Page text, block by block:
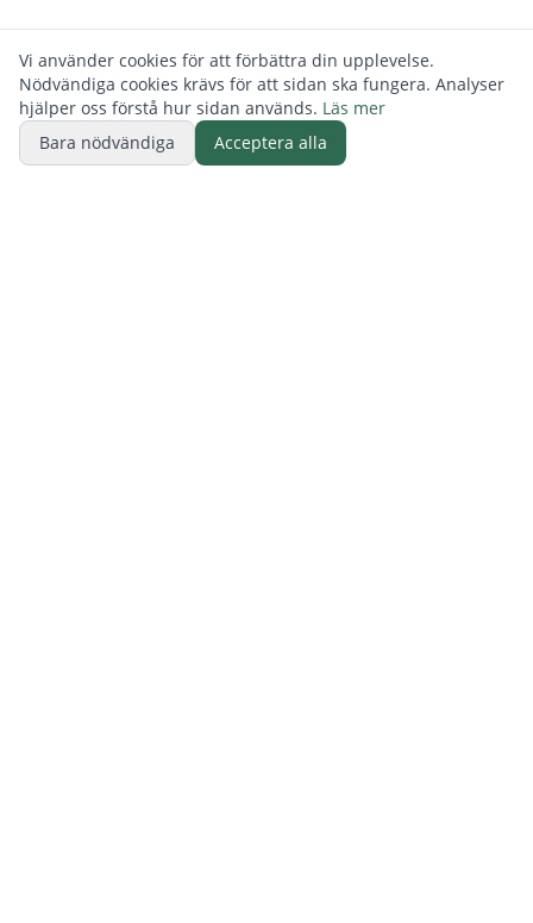
Vi använder cookies för att förbättra din upplevelse.
Nödvändiga cookies krävs för att sidan ska fungera. Analyser
hjälper oss förstå hur sidan används. Läs mer
Bara nödvändiga
Acceptera alla